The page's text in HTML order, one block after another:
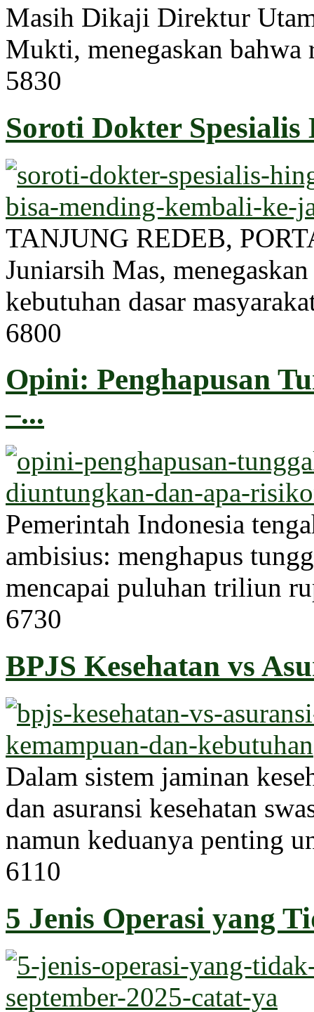
Masih Dikaji Direktur
Mukti, menegaskan bahwa
5830
Soroti Dokter
TANJUNG REDEB,
Juniarsih Mas,
kebutuhan dasar
6800
Opini: Penghapusan
–...
Pemerintah Indonesia
ambisius: menghapus
mencapai puluhan triliun
6730
BPJS Kesehatan vs
Dalam sistem jaminan
dan asuransi kesehatan
namun keduanya penting
6110
5 Jenis Operasi yang